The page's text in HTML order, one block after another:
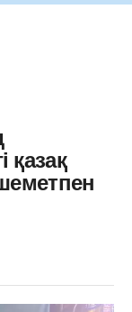
қазақ